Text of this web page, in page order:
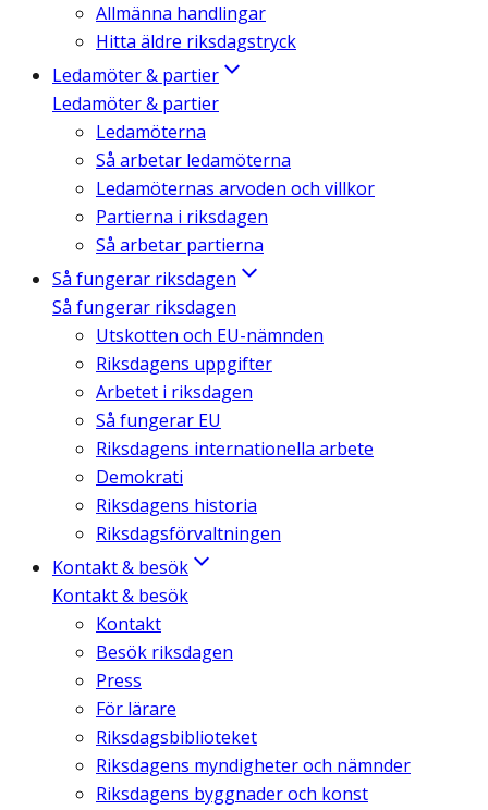
Allmänna handlingar
Hitta äldre riksdagstryck
Ledamöter & partier
Ledamöter & partier
Ledamöterna
Så arbetar ledamöterna
Ledamöternas arvoden och villkor
Partierna i riksdagen
Så arbetar partierna
Så fungerar riksdagen
Så fungerar riksdagen
Utskotten och EU-nämnden
Riksdagens uppgifter
Arbetet i riksdagen
Så fungerar EU
Riksdagens internationella arbete
Demokrati
Riksdagens historia
Riksdagsförvaltningen
Kontakt & besök
Kontakt & besök
Kontakt
Besök riksdagen
Press
För lärare
Riksdagsbiblioteket
Riksdagens myndigheter och nämnder
Riksdagens byggnader och konst